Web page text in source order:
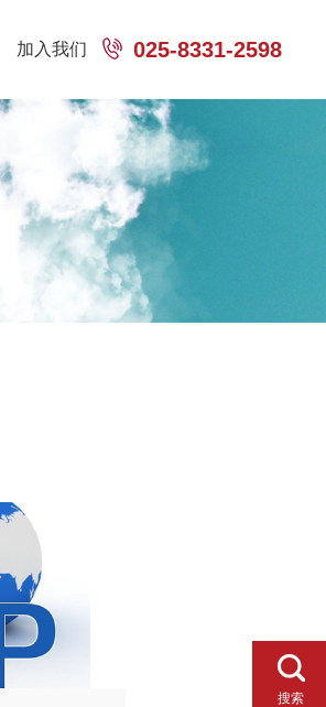
025-8331-2598
加入我们
搜索